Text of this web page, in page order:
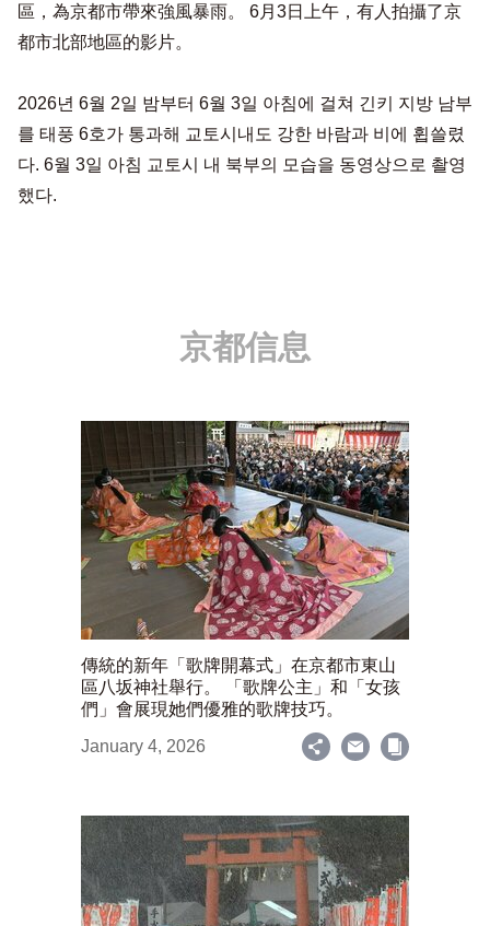
區，為京都市帶來強風暴雨。 6月3日上午，有人拍攝了京
都市北部地區的影片。
2026년 6월 2일 밤부터 6월 3일 아침에 걸쳐 긴키 지방 남부
를 태풍 6호가 통과해 교토시내도 강한 바람과 비에 휩쓸렸
다. 6월 3일 아침 교토시 내 북부의 모습을 동영상으로 촬영
했다.
京都信息
傳統的新年「歌牌開幕式」在京都市東山
區八坂神社舉行。 「歌牌公主」和「女孩
們」會展現她們優雅的歌牌技巧。
January 4, 2026